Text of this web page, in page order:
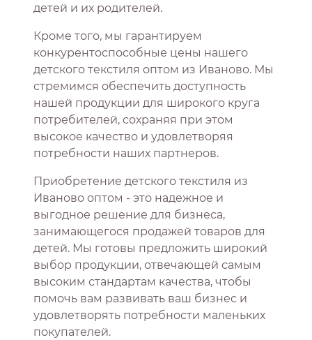
детей и их родителей.
Кроме того, мы гарантируем
конкурентоспособные цены нашего
детского текстиля оптом из Иваново. Мы
стремимся обеспечить доступность
нашей продукции для широкого круга
потребителей, сохраняя при этом
высокое качество и удовлетворяя
потребности наших партнеров.
Приобретение детского текстиля из
Иваново оптом - это надежное и
выгодное решение для бизнеса,
занимающегося продажей товаров для
детей. Мы готовы предложить широкий
выбор продукции, отвечающей самым
высоким стандартам качества, чтобы
помочь вам развивать ваш бизнес и
удовлетворять потребности маленьких
покупателей.